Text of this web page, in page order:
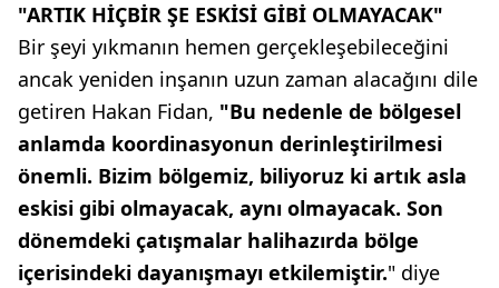
"ARTIK HİÇBİR ŞE ESKİSİ GİBİ OLMAYACAK"
Bir şeyi yıkmanın hemen gerçekleşebileceğini
ancak yeniden inşanın uzun zaman alacağını dile
getiren Hakan Fidan, "Bu nedenle de bölgesel
anlamda koordinasyonun derinleştirilmesi
önemli. Bizim bölgemiz, biliyoruz ki artık asla
eskisi gibi olmayacak, aynı olmayacak. Son
dönemdeki çatışmalar halihazırda bölge
içerisindeki dayanışmayı etkilemiştir." diye